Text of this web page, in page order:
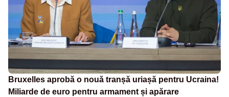
Bruxelles aprobă o nouă tranșă uriașă pentru Ucraina!
Miliarde de euro pentru armament și apărare